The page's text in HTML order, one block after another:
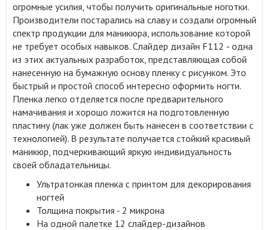
огромные усилия, чтобы получить оригинальные ноготки.
Производители постарались на славу и создали огромный
спектр продукции для маникюра, использование которой
не требует особых навыков. Слайдер дизайн F112 ‑ одна
из этих актуальных разработок, представляющая собой
нанесенную на бумажную основу пленку с рисунком. Это
быстрый и простой способ интересно оформить ногти.
Пленка легко отделяется после предварительного
намачивания и хорошо ложится на подготовленную
пластину (лак уже должен быть нанесен в соответствии с
технологией). В результате получается стойкий красивый
маникюр, подчеркивающий яркую индивидуальность
своей обладательницы.
Ультратонкая пленка с принтом для декорирования
ногтей
Толщина покрытия - 2 микрона
На одной палетке 12 слайдер-дизайнов